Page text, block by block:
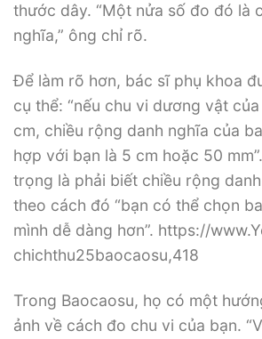
thước dây. “Một nửa số đo đó là
nghĩa,” ông chỉ rõ.
Để làm rõ hơn, bác sĩ phụ khoa
cụ thể: “nếu chu vi dương vật
cm, chiều rộng danh nghĩa của
hợp với bạn là 5 cm hoặc 50
trọng là phải biết chiều rộng
theo cách đó “bạn có thể chọn
mình dễ dàng hơn”. https://
chichthu25baocaosu,418
Trong Baocaosu, họ có một
ảnh về cách đo chu vi của bạn.